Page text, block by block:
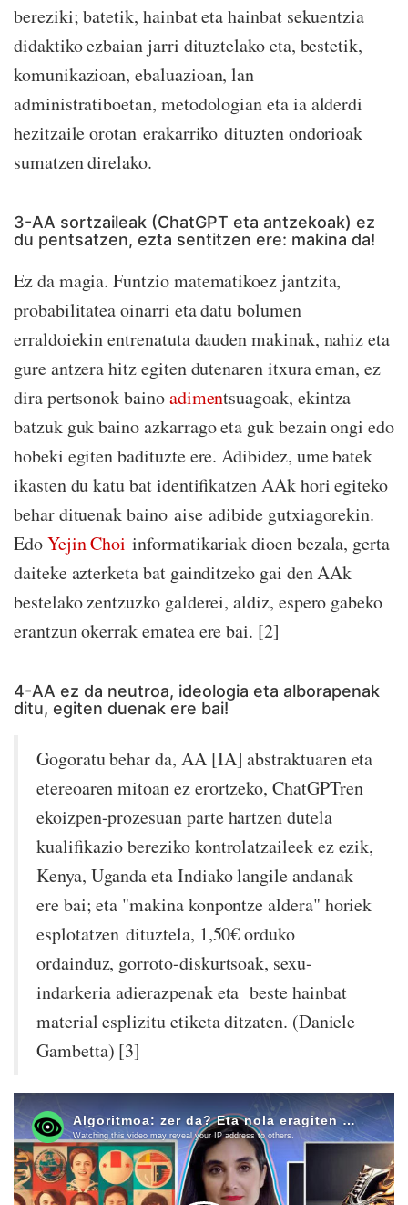
bereziki; batetik, hainbat eta hainbat sekuentzia
didaktiko ezbaian jarri dituztelako eta, bestetik,
komunikazioan, ebaluazioan, lan
administratiboetan, metodologian eta ia alderdi
hezitzaile orotan erakarriko dituzten ondorioak
sumatzen direlako.
3-AA sortzaileak (ChatGPT eta antzekoak) ez
du pentsatzen, ezta sentitzen ere: makina da!
Ez da magia. Funtzio matematikoez jantzita,
probabilitatea oinarri eta datu bolumen
erraldoiekin entrenatuta dauden makinak, nahiz eta
gure antzera hitz egiten dutenaren itxura eman, ez
dira pertsonok bainoadimentsuagoak, ekintza
batzuk guk baino azkarrago eta guk bezain ongi edo
hobeki egiten badituzte ere. Adibidez, ume batek
ikasten du katu bat identifikatzen AAk hori egiteko
behar dituenak baino aise adibide gutxiagorekin.
EdoYejin Choi informatikariak dioen bezala, gerta
daiteke azterketa bat gainditzeko gai den AAk
bestelako zentzuzko galderei, aldiz, espero gabeko
erantzun okerrak ematea ere bai. [2]
4-AA ez da neutroa, ideologia eta alborapenak
ditu, egiten duenak ere bai!
Gogoratu behar da, AA [IA] abstraktuaren eta
etereoaren mitoan ez erortzeko, ChatGPTren
ekoizpen-prozesuan parte hartzen dutela
kualifikazio bereziko kontrolatzaileek ez ezik,
Kenya, Uganda eta Indiako langile andanak
ere bai; eta "makina konpontze aldera" horiek
esplotatzen dituztela, 1,50€ orduko
ordainduz, gorroto-diskurtsoak, sexu-
indarkeria adierazpenak eta beste hainbat
material esplizitu etiketa ditzaten. (Daniele
Gambetta) [3]